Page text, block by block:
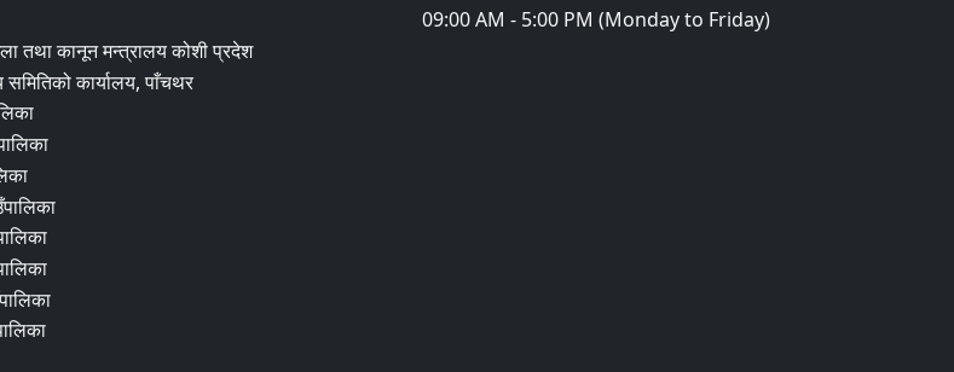
तथा कानून मन्त्रालय कोशी प्रदेश
कार्यालय, पाँचथर
09:00 AM - 5:00 PM (Monday to Friday)